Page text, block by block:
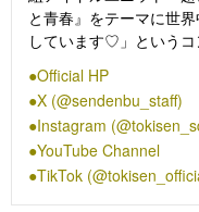
と青春』をテーマに世
しています♡」という
(土)28日(日)には神奈川
2DAYSを開催した。そ
ているコレサワの提供
でヒット。7月から9月
国・ソウルでの海外公
日にニューアルバム「
Official HP
X (@sendenbu_staff)
Instagram
YouTube Channel
TikTok